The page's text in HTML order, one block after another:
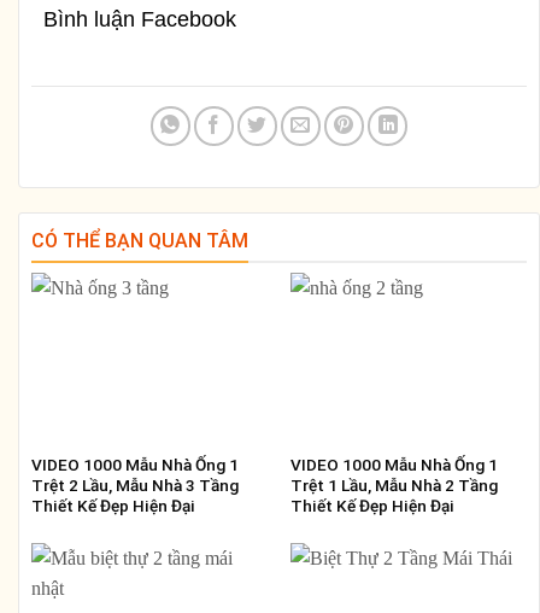
Bình luận Facebook
CÓ THỂ BẠN QUAN TÂM
VIDEO 1000 Mẫu Nhà Ống 1
Trệt 2 Lầu, Mẫu Nhà 3 Tầng
Thiết Kế Đẹp Hiện Đại
VIDEO 1000 Mẫu Nhà Ống 1
Trệt 1 Lầu, Mẫu Nhà 2 Tầng
Thiết Kế Đẹp Hiện Đại